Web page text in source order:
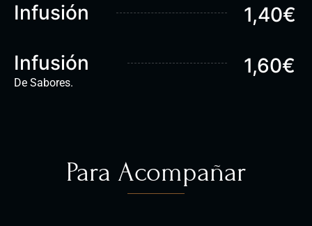
Infusión 1,40€
Infusión
De Sabores.
1,60€
Para Acompañar